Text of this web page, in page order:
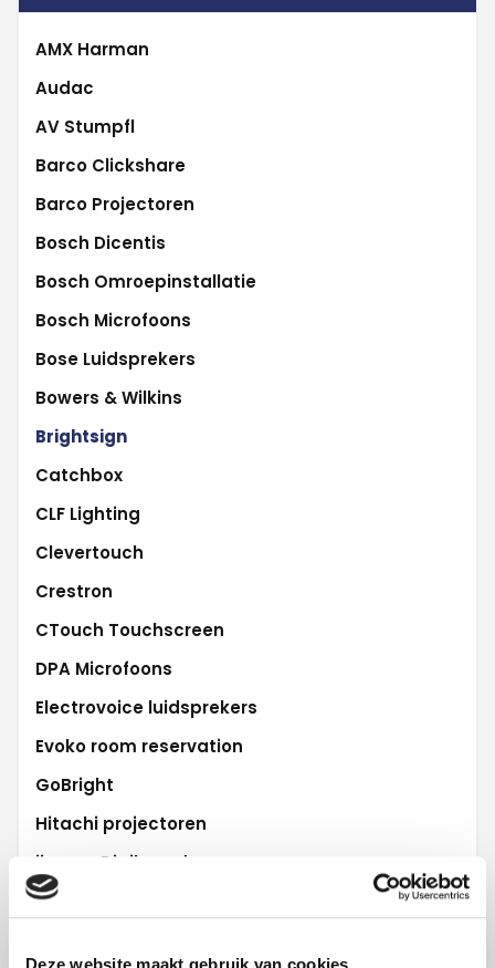
AMX Harman
Audac
AV Stumpfl
Barco Clickshare
Barco Projectoren
Bosch Dicentis
Bosch Omroepinstallatie
Bosch Microfoons
Bose Luidsprekers
Bowers & Wilkins
Brightsign
Catchbox
CLF Lighting
Clevertouch
Crestron
CTouch Touchscreen
DPA Microfoons
Electrovoice luidsprekers
Evoko room reservation
GoBright
Hitachi projectoren
iiyama Digiboard
L-Acoustics audio